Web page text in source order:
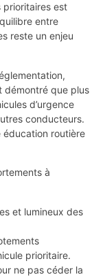
prioritaires est
entre
reste un enjeu
démontré que plus
d’urgence
conducteurs.
éducation routière
à
et lumineux des
prioritaire.
ne pas céder la